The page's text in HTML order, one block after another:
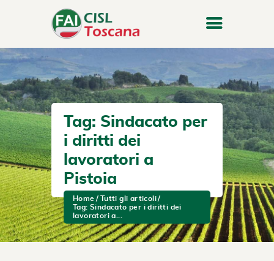
Tag: Sindacato per
i diritti dei
lavoratori a
Pistoia
Home
Tutti gli articoli
Tag: Sindacato per i diritti dei
lavoratori a...